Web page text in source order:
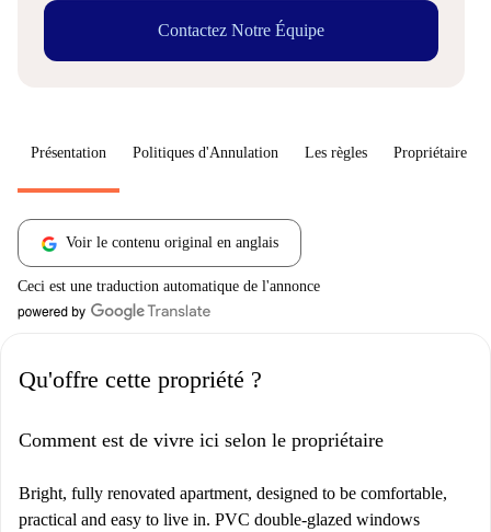
Contactez Notre Équipe
Présentation Politiques d'Annulation Les règles Propriétaire
Voir le contenu original en anglais
Ceci est une traduction automatique de l'annonce
Qu'offre cette propriété ?
Comment est de vivre ici selon le propriétaire
Bright, fully renovated apartment, designed to be comfortable,
practical and easy to live in. PVC double-glazed windows